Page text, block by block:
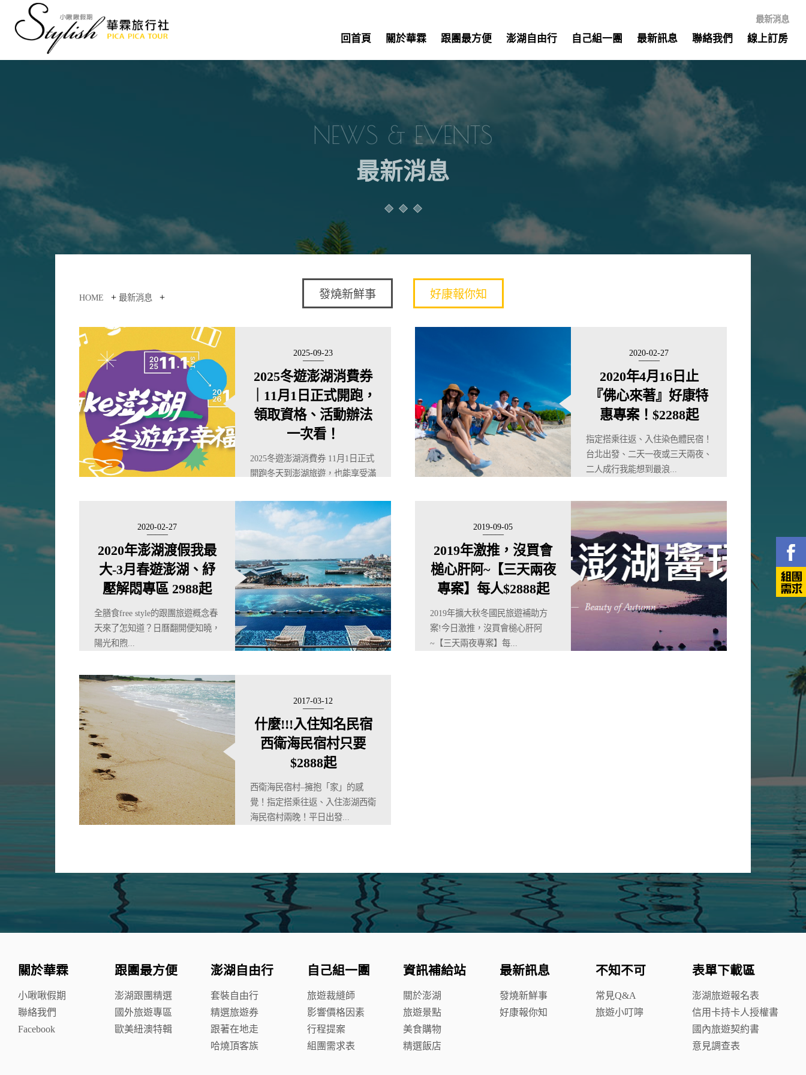
最新消息
回首頁 關於華霖 跟團最方便 澎湖自由行 自己組一團 最新訊息 聯絡我們 線上訂房
NEWS & EVENTS
最新消息
發燒新鮮事 好康報你知
HOME + 最新消息 +
2025-09-23
2025冬遊澎湖消費券
｜11月1日正式開跑，
領取資格、活動辦法
一次看！
2025冬遊澎湖消費券 11月1日正式
開跑冬天到澎湖旅遊，也能享受滿
2020-02-27
2020年4月16日止
『佛心來著』好康特
惠專案！$2288起
指定搭乘往返、入住染色體民宿！
台北出發、二天一夜或三天兩夜、
二人成行我能想到最浪...
2020-02-27
2020年澎湖渡假我最
大-3月春遊澎湖、紓
壓解悶專區 2988起
全膳食free style的跟團旅遊概念春
天來了怎知道？日曆翻開便知曉，
陽光和煦...
2019-09-05
2019年激推，沒買會
槌心肝阿~【三天兩夜
專案】每人$2888起
2019年擴大秋冬國民旅遊補助方
案!今日激推，沒買會槌心肝阿
~【三天兩夜專案】每...
2017-03-12
什麼!!!入住知名民宿
西衛海民宿村只要
$2888起
西衛海民宿村–擁抱「家」的感
覺！指定搭乘往返、入住澎湖西衛
海民宿村兩晚！平日出發...
關於華霖
小啾啾假期
聯絡我們
Facebook
跟團最方便
澎湖跟團精選
國外旅遊專區
歐美紐澳特輯
澎湖自由行
套裝自由行
精選旅遊券
跟著在地走
哈燒頂客族
自己組一團
旅遊裁縫師
影響價格因素
行程提案
組團需求表
資訊補給站
關於澎湖
旅遊景點
美食購物
精選飯店
最新訊息
發燒新鮮事
好康報你知
不知不可
常見Q&A
旅遊小叮嚀
表單下載區
澎湖旅遊報名表
信用卡持卡人授權書
國內旅遊契約書
意見調查表